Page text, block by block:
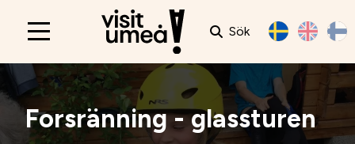
Main
Sök
Forsränning - glassturen